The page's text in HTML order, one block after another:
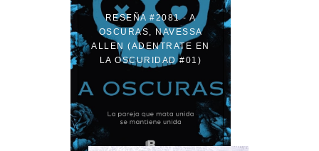
RESEÑA #2081 - A
OSCURAS, NAVESSA
ALLEN (ADENTRATE EN
LA OSCURIDAD #01)